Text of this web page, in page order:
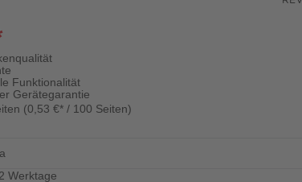
Funktionalität
Gerätegarantie
(0,53 €* / 100 Seiten)
Werktage